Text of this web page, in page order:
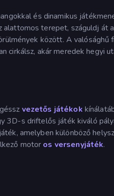
és dinamikus
terepet, száguldj át
között. A valósághű
cirkálsz, akár meredek hegyi
vezetős játékok
3D-s driftelős játék kiváló
amelyben különböző
motor os versenyjáték.